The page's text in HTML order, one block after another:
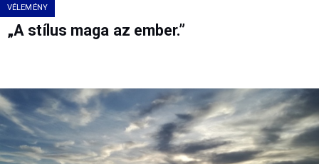
VÉLEMÉNY
„A stílus maga az ember.”